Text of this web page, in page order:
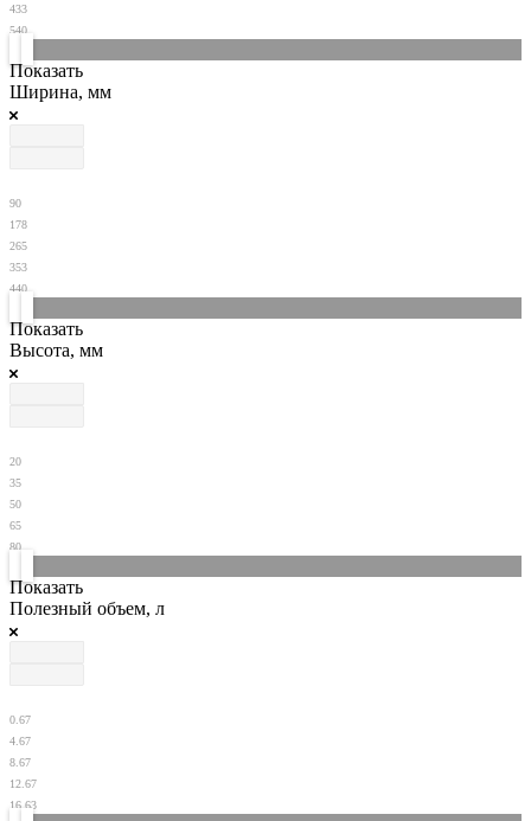
433
540
Показать
Ширина, мм
90
178
265
353
440
Показать
Высота, мм
20
35
50
65
80
Показать
Полезный объем, л
0.67
4.67
8.67
12.67
16.63